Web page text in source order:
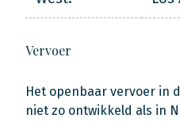
Vervoer
Het openbaar vervoer in
niet zo ontwikkeld als in